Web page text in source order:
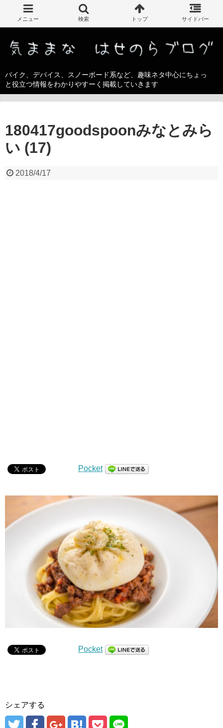
バイク、デバイス、スノーボード系など、趣味ネタ中心にちょっ
と役立つ情報をわかりやすーく掲載していきます
180417goodspoonみなとみら
い (17)
2018/4/17
Pocket
Pocket
シェアする